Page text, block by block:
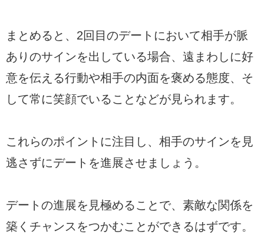
まとめると、2回目のデートにおいて相手が脈
ありのサインを出している場合、遠まわしに好
意を伝える行動や相手の内面を褒める態度、そ
して常に笑顔でいることなどが見られます。
これらのポイントに注目し、相手のサインを見
逃さずにデートを進展させましょう。
デートの進展を見極めることで、素敵な関係を
築くチャンスをつかむことができるはずです。